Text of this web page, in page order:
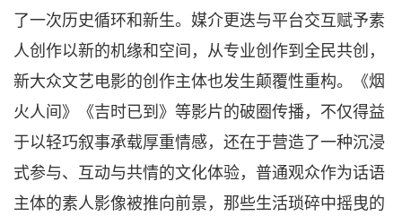
了一次历史循环和新生。媒介更迭与平台交互赋予素
人创作以新的机缘和空间，从专业创作到全民共创，
新大众文艺电影的创作主体也发生颠覆性重构。《烟
火人间》《吉时已到》等影片的破圈传播，不仅得益
于以轻巧叙事承载厚重情感，还在于营造了一种沉浸
式参与、互动与共情的文化体验，普通观众作为话语
主体的素人影像被推向前景，那些生活琐碎中摇曳的